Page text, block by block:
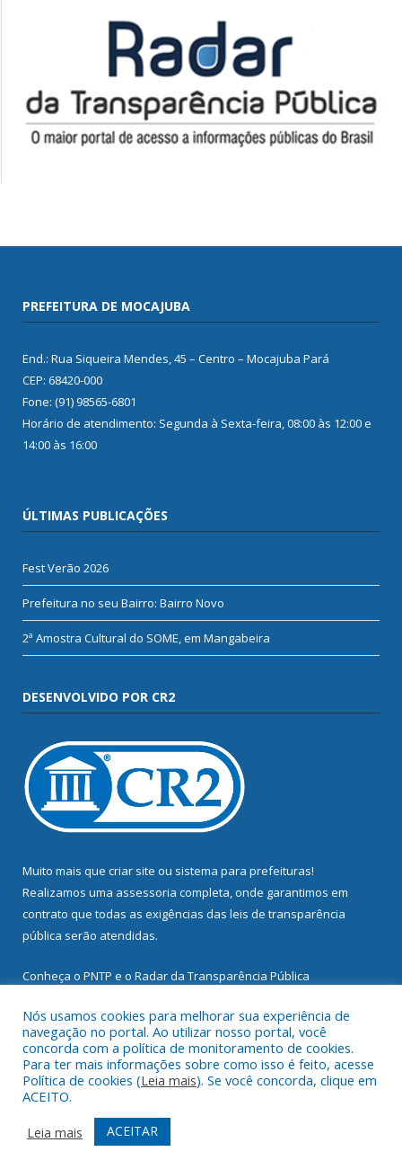
PREFEITURA DE MOCAJUBA
End.: Rua Siqueira Mendes, 45 – Centro – Mocajuba Pará
CEP: 68420-000
Fone: (91) 98565-6801
Horário de atendimento: Segunda à Sexta-feira, 08:00 às 12:00 e
14:00 às 16:00
ÚLTIMAS PUBLICAÇÕES
Fest Verão 2026
Prefeitura no seu Bairro: Bairro Novo
2ª Amostra Cultural do SOME, em Mangabeira
DESENVOLVIDO POR CR2
Muito mais que criar site ou sistema para prefeituras!
Realizamos uma assessoria completa, onde garantimos em
contrato que todas as exigências das leis de transparência
pública serão atendidas.
Conheça o PNTP e o Radar da Transparência Pública
Todos os direitos reservados a Prefeitura Municipal de
Mocajuba.
Mapa do Site
Acessar Área Administrativa
Acessar Webmail
Nós usamos cookies para melhorar sua experiência de
navegação no portal. Ao utilizar nosso portal, você
concorda com a política de monitoramento de cookies.
Para ter mais informações sobre como isso é feito, acesse
Política de cookies (Leia mais). Se você concorda, clique em
ACEITO.
Leia mais
ACEITAR